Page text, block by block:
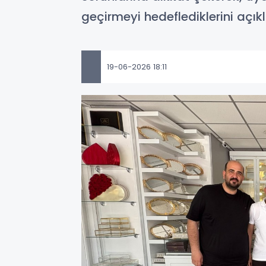
geçirmeyi hedeflediklerini
19-06-2026 18:11